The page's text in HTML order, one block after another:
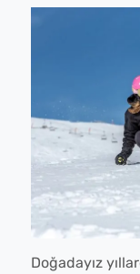
Doğadayız